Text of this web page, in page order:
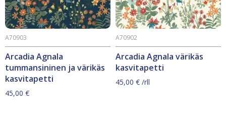
Arcadia Agnala
tummansininen ja värikäs
kasvitapetti
A70903
45,00 €
Arcadia Agnala värikäs
kasvitapetti
A70902
45,00 € /rll